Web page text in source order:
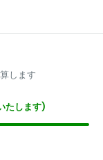
します
たします)